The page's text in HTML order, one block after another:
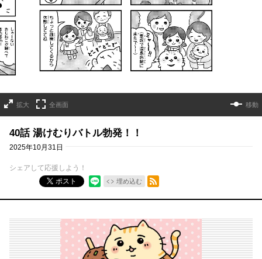
拡大 全画面 移動
40話 湯けむりバトル勃発！！
2025年10月31日
シェアして応援しよう！
ポスト
埋め込む
RSSフィード